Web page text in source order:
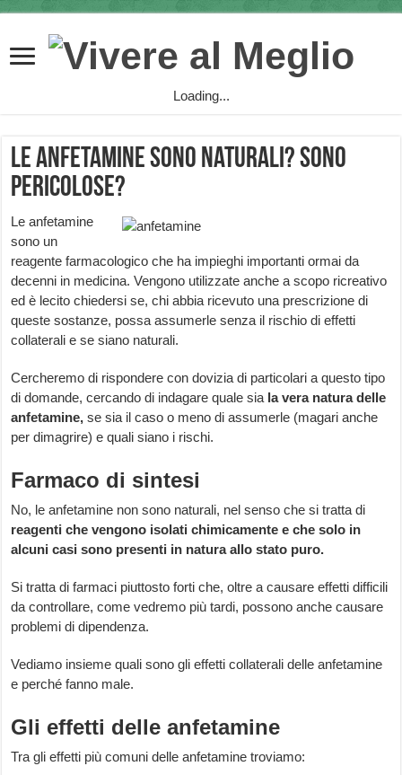
Loading...
Le anfetamine sono naturali? Sono
pericolose?
Le anfetamine
sono un
reagente farmacologico che ha impieghi importanti ormai da
decenni in medicina. Vengono utilizzate anche a scopo ricreativo
ed è lecito chiedersi se, chi abbia ricevuto una prescrizione di
queste sostanze, possa assumerle senza il rischio di effetti
collaterali e se siano naturali.
Cercheremo di rispondere con dovizia di particolari a questo tipo
di domande, cercando di indagare quale sia la vera natura delle
anfetamine, se sia il caso o meno di assumerle (magari anche
per dimagrire) e quali siano i rischi.
Farmaco di sintesi
No, le anfetamine non sono naturali, nel senso che si tratta di
reagenti che vengono isolati chimicamente e che solo in
alcuni casi sono presenti in natura allo stato puro.
Si tratta di farmaci piuttosto forti che, oltre a causare effetti difficili
da controllare, come vedremo più tardi, possono anche causare
problemi di dipendenza.
Vediamo insieme quali sono gli effetti collaterali delle anfetamine
e perché fanno male.
Gli effetti delle anfetamine
Tra gli effetti più comuni delle anfetamine troviamo: